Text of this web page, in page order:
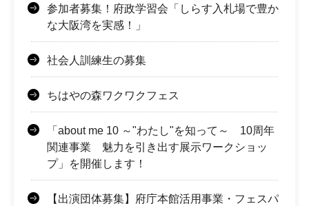
参加者募集！府政学習会「しらす入札場で豊か
な大阪湾を実感！」
社会人訓練生の募集
ちはやの森ワクワクフェス
「about me 10 ～"わたし"を知って～ 10周年
関連事業 魅力を引き出す展示ワークショッ
プ」を開催します！
【出演団体募集】府庁本館活用事業・フェスパ